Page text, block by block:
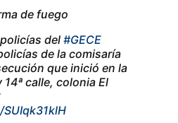
de fuego
del #GECE
de la comisaría
que inició en la
14ª calle, colonia El